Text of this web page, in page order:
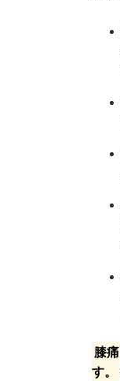
膝
す。